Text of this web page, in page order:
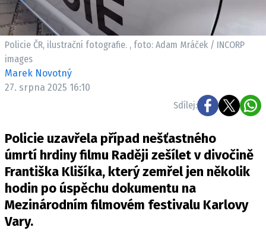
Máte příběh, fotku nebo video?
Pošlete e-mail na newsbox.cz
INZERCE
OSOBNÍ ÚDAJE / COOKIES
VOLNÁ MÍSTA
Policie ČR, ilustrační fotografie. , foto: Adam Mráček / INCORP
images
Marek Novotný
27. srpna 2025 16:10
Sdílej:
Policie uzavřela případ nešťastného
úmrtí hrdiny filmu Raději zešílet v divočině
Františka Klišíka, který zemřel jen několik
hodin po úspěchu dokumentu na
Mezinárodním filmovém festivalu Karlovy
Vary.